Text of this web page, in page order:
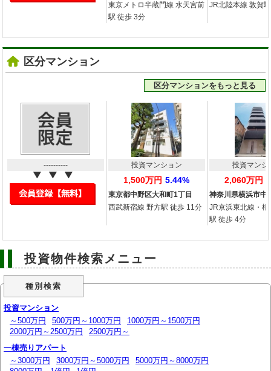
東京メトロ半蔵門線 水天宮前
駅 徒歩 3分
JR北陸本線 敦賀
区分マンション
区分マンションをもっと見る
----------
東京都中野区大和町1丁目
投資マンション
1,500万円 5.44%
西武新宿線 野方駅 徒歩 11分
神奈川県横浜市中
投資マンシ
2,060万円
JR京浜東北線・根
駅 徒歩 4分
投資物件検索メニュー
種別検索
投資マンション
～500万円
500万円～1000万円
1000万円～1500万円
2000万円～2500万円
2500万円～
一棟売りアパート
～3000万円
3000万円～5000万円
5000万円～8000万円